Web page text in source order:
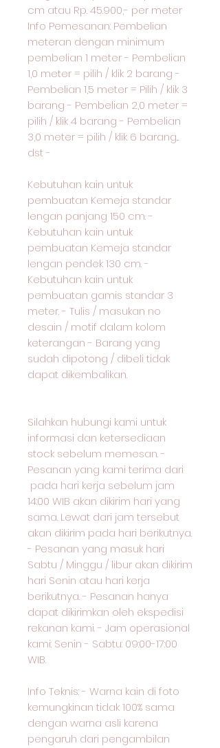
cm atau Rp. 45.900,- per meter
Info Pemesanan: Pembelian
meteran dengan minimum
pembelian 1 meter - Pembelian
1,0 meter = pilih / klik 2 barang -
Pembelian 1,5 meter = Pilih / klik 3
barang - Pembelian 2,0 meter =
pilih / klik 4 barang - Pembelian
3,0 meter = pilih / klik 6 barang...
dst -
Kebutuhan kain untuk
pembuatan Kemeja standar
lengan panjang 150 cm. -
Kebutuhan kain untuk
pembuatan Kemeja standar
lengan pendek 130 cm. -
Kebutuhan kain untuk
pembuatan gamis standar 3
meter. - Tulis / masukan no
desain / motif dalam kolom
keterangan - Barang yang
sudah dipotong / dibeli tidak
dapat dikembalikan.
Silahkan hubungi kami untuk
informasi dan ketersediaan
stock sebelum memesan. -
Pesanan yang kami terima dari
pada hari kerja sebelum jam
14:00 WIB akan dikirim hari yang
sama. Lewat dari jam tersebut
akan dikirim pada hari berikutnya.
- Pesanan yang masuk hari
Sabtu / Minggu / libur akan dikirim
hari Senin atau hari kerja
berikutnya. - Pesanan hanya
dapat dikirimkan oleh ekspedisi
rekanan kami. - Jam operasional
kami: Senin - Sabtu: 09:00-17:00
WIB.
Info Teknis: - Warna kain di foto
kemungkinan tidak 100% sama
dengan warna asli karena
pengaruh dari pengambilan